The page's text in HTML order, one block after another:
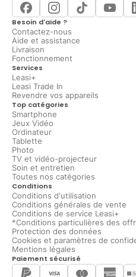
Besoin d'aide ?
Contactez-nous
Aide et assistance
Livraison
Fonctionnement
Services
Leasi+
Leasi Trade In
Revendre vos appareils
Top catégories
Smartphone
Jeux Vidéo
Ordinateur
Tablette
Photo
TV et vidéo-projecteur
Soin et entretien
Toutes nos catégories
Conditions
Conditions d'utilisation
Conditions générales de vente
Conditions de service Leasi+
*Conditions particulières des
Protection des données
Cookies et paramètres de
Mentions légales
Paiement sécurisé